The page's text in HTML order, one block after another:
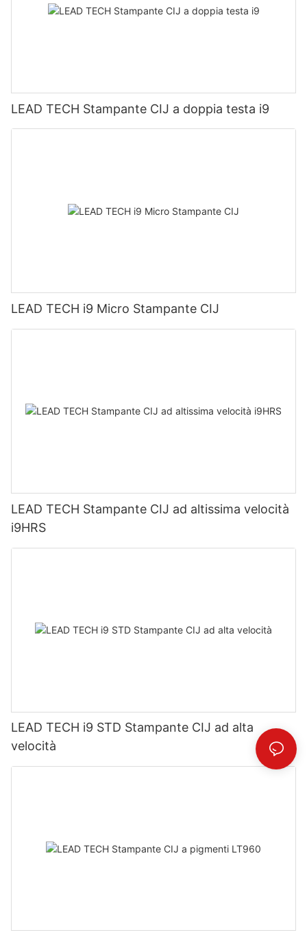
LEAD TECH Stampante CIJ a doppia testa i9
LEAD TECH i9 Micro Stampante CIJ
LEAD TECH Stampante CIJ ad altissima velocità
i9HRS
LEAD TECH i9 STD Stampante CIJ ad alta
velocità